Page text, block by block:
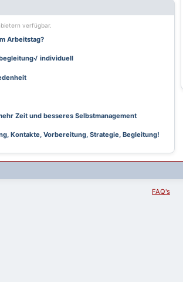
verfügbar.
Arbeitstag?
individuell
Zeit und besseres Selbstmanagement
Kontakte, Vorbereitung, Strategie, Begleitung!
FAQ's